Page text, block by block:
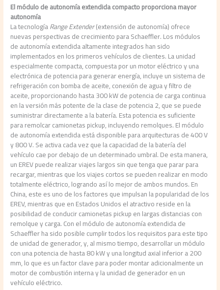
El módulo de autonomía extendida compacto proporciona mayor
autonomía
La tecnologíaRange Extender(extensión de autonomía) ofrece
nuevas perspectivas de crecimiento para Schaeffler. Los módulos
de autonomía extendida altamente integrados han sido
implementados en los primeros vehículos de clientes. La unidad
especialmente compacta, compuesta por un motor eléctrico y una
electrónica de potencia para generar energía, incluye un sistema de
refrigeración con bomba de aceite, conexión de agua y filtro de
aceite, proporcionando hasta 300 kW de potencia de carga continua
en la versión más potente de la clase de potencia 2, que se puede
suministrar directamente a la batería. Esta potencia es suficiente
para remolcar camionetas pickup, incluyendo remolques. El módulo
de autonomía extendida está disponible para arquitecturas de 400 V
y 800 V. Se activa cada vez que la capacidad de la batería del
vehículo cae por debajo de un determinado umbral. De esta manera,
un EREV puede realizar viajes largos sin que tenga que parar para
recargar, mientras que los viajes cortos se pueden realizar en modo
totalmente eléctrico, logrando así lo mejor de ambos mundos. En
China, este es uno de los factores que impulsan la popularidad de los
EREV, mientras que en Estados Unidos el atractivo reside en la
posibilidad de conducir camionetas pickup en largas distancias con
remolque y carga. Con el módulo de autonomía extendida de
Schaeffler ha sido posible cumplir todos los requisitos para este tipo
de unidad de generador, y, al mismo tiempo, desarrollar un módulo
con una potencia de hasta 80 kW y una longitud axial inferior a 200
mm, lo que es un factor clave para poder montar adicionalmente un
motor de combustión interna y la unidad de generador en un
vehículo eléctrico.